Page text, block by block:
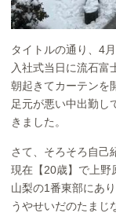
タイトルの通り、4
入社式当日に流石富
朝起きてカーテンを
足元が悪い中出勤し
きました。
さて、そろそろ自己
現在【20歳】で上野
山梨の1番東部にあ
うやせいだのたまじ